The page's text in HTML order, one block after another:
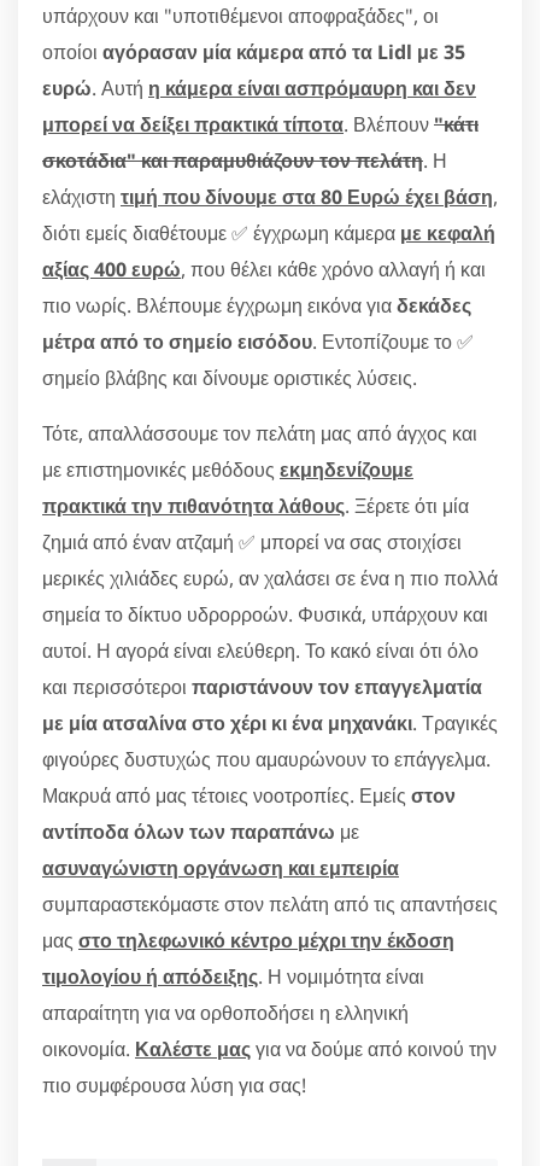
υπάρχουν και "υποτιθέμενοι αποφραξάδες", οι
οποίοι αγόρασαν μία κάμερα από τα Lidl με 35
ευρώ. Αυτή η κάμερα είναι ασπρόμαυρη και δεν
μπορεί να δείξει πρακτικά τίποτα. Βλέπουν"κάτι
σκοτάδια" και παραμυθιάζουν τον πελάτη. Η
ελάχιστη τιμή που δίνουμε στα 80 Ευρώ έχει βάση,
διότι εμείς διαθέτουμε ✅ έγχρωμη κάμερα με κεφαλή
αξίας 400 ευρώ, που θέλει κάθε χρόνο αλλαγή ή και
πιο νωρίς. Βλέπουμε έγχρωμη εικόνα γιαδεκάδες
μέτρα από το σημείο εισόδου. Εντοπίζουμε το ✅
σημείο βλάβης και δίνουμε οριστικές λύσεις.
Τότε, απαλλάσσουμε τον πελάτη μας από άγχος και
με επιστημονικές μεθόδους εκμηδενίζουμε
πρακτικά την πιθανότητα λάθους. Ξέρετε ότι μία
ζημιά από έναν ατζαμή ✅ μπορεί να σας στοιχίσει
μερικές χιλιάδες ευρώ, αν χαλάσει σε ένα η πιο πολλά
σημεία το δίκτυο υδρορροών. Φυσικά, υπάρχουν και
αυτοί. Η αγορά είναι ελεύθερη. Το κακό είναι ότι όλο
και περισσότεροι παριστάνουν τον επαγγελματία
με μία ατσαλίνα στο χέρι κι ένα μηχανάκι. Τραγικές
φιγούρες δυστυχώς που αμαυρώνουν το επάγγελμα.
Μακρυά από μας τέτοιες νοοτροπίες. Εμείς στον
αντίποδα όλων των παραπάνω με
ασυναγώνιστη οργάνωση και εμπειρία
συμπαραστεκόμαστε στον πελάτη από τις απαντήσεις
μας στο τηλεφωνικό κέντρο μέχρι την έκδοση
τιμολογίου ή απόδειξης. Η νομιμότητα είναι
απαραίτητη για να ορθοποδήσει η ελληνική
οικονομία. Καλέστε μαςγια να δούμε από κοινού την
πιο συμφέρουσα λύση για σας!